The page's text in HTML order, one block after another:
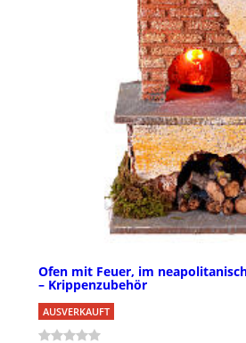
Ofen mit Feuer, im
– Krippenzubehör
AUSVERKAUFT